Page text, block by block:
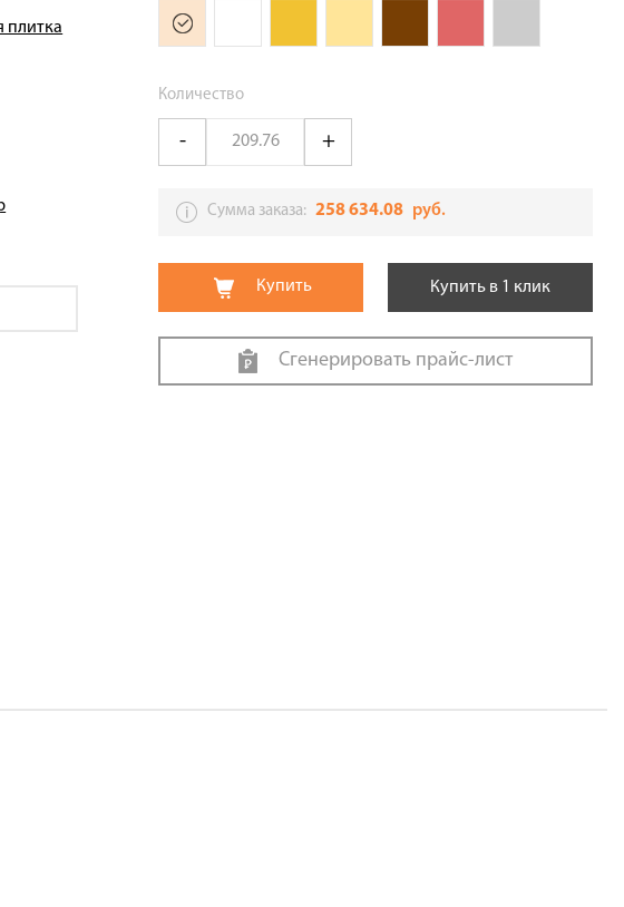
плитка
Количество
Сумма заказа: 258 634.08руб.
Купить Купить в 1 клик
Сгенерировать прайс-лист